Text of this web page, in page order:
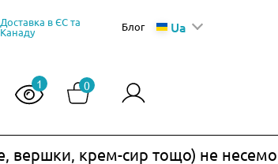
0
1
Доставка в ЄС та
Канаду Блог Ua
крем-сир тощо) не несемо.